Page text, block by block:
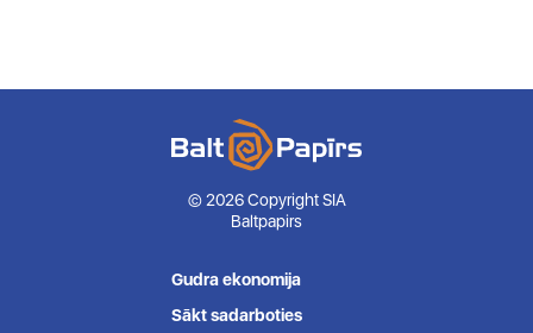
© 2026 Copyright SIA
Baltpapirs
Gudra ekonomija
Sākt sadarboties